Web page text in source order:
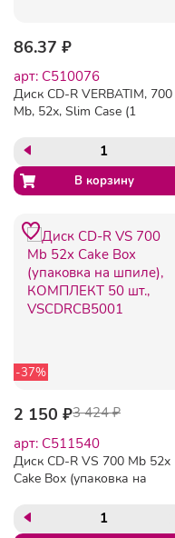
86.37 ₽
арт: C510076
Диск CD-R VERBATIM, 700
Mb, 52х, Slim Case (1
-37%
2 150 ₽3 424 ₽
арт: C511540
Диск CD-R VS 700 Mb 52x
Cake Box (упаковка на
VSCDRCB5001